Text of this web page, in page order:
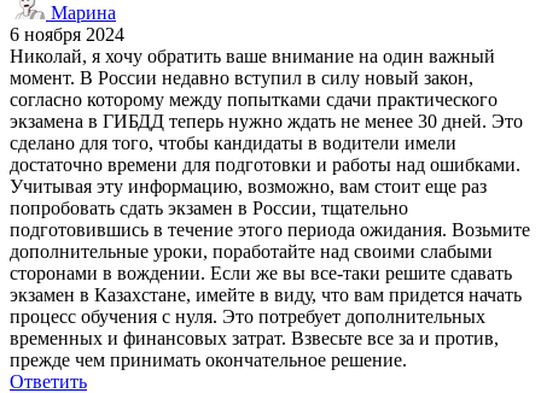
Марина
6 ноября 2024
Николай, я хочу обратить ваше внимание на один важный
момент. В России недавно вступил в силу новый закон,
согласно которому между попытками сдачи практического
экзамена в ГИБДД теперь нужно ждать не менее 30 дней. Это
сделано для того, чтобы кандидаты в водители имели
достаточно времени для подготовки и работы над ошибками.
Учитывая эту информацию, возможно, вам стоит еще раз
попробовать сдать экзамен в России, тщательно
подготовившись в течение этого периода ожидания. Возьмите
дополнительные уроки, поработайте над своими слабыми
сторонами в вождении. Если же вы все-таки решите сдавать
экзамен в Казахстане, имейте в виду, что вам придется начать
процесс обучения с нуля. Это потребует дополнительных
временных и финансовых затрат. Взвесьте все за и против,
прежде чем принимать окончательное решение.
Ответить